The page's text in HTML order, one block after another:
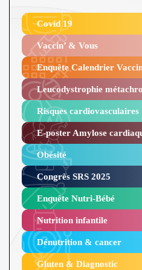
Covid 19
Vaccin’ & Vous
Enquête Calendrier
Leucodystrophie
Risques cardiovasculaires
E-poster Amylose
Obésité ​
Congrès SRS 2025 ​
Enquête Nutri-Bébé ​
Nutrition infantile
Dénutrition & cancer
Gluten & Diagnostic